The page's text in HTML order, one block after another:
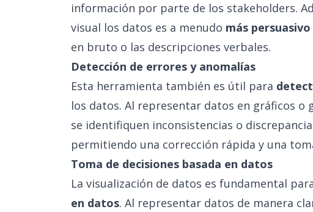
información por parte de los stakeholders.
visual los datos es a menudo más
en bruto o las descripciones verbales.
Detección de errores y anomalías
Esta herramienta también es útil para
los datos. Al representar datos en gráficos o
se identifiquen inconsistencias o
permitiendo una corrección rápida y una
Toma de decisiones basada en datos
La visualización de datos es fundamental
en datos. Al representar datos de manera